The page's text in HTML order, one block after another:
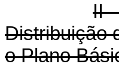
II
Distribuição
o Plano